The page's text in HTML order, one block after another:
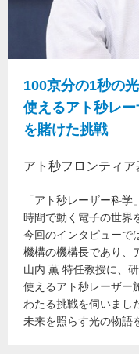
100京分の1秒の
使えるアト秒レ
を賭けた挑戦
アト秒フロンティア
「アト秒レーザー科
時間で動く電子の世界
今回のインタビューで
機構の機構長であり、
山内 薫 特任教授に、
使えるアト秒レーザー
わたる挑戦を伺いまし
未来を照らす光の物語